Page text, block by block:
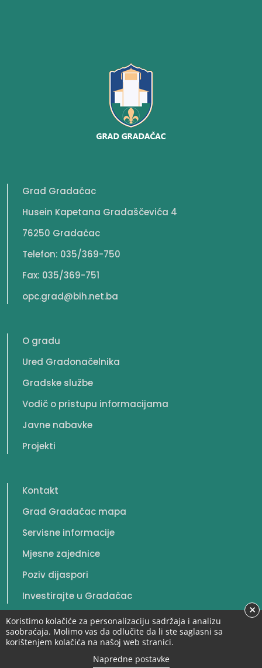
Grad Gradačac
Husein Kapetana Gradaščevića 4
76250 Gradačac
Telefon: 035/369-750
Fax: 035/369-751
opc.grad@bih.net.ba
O gradu
Ured Gradonačelnika
Gradske službe
Vodič o pristupu informacijama
Javne nabavke
Projekti
Kontakt
Grad Gradačac mapa
Servisne informacije
Mjesne zajednice
Poziv dijaspori
Investirajte u Gradačac
© 2026. Grad Gradačac. Sva prava zadržana.
Koristimo kolačiće za personalizaciju sadržaja i analizu
saobraćaja. Molimo vas da odlučite da li ste saglasni sa
korištenjem kolačića na našoj web stranici.
Napredne postavke
×